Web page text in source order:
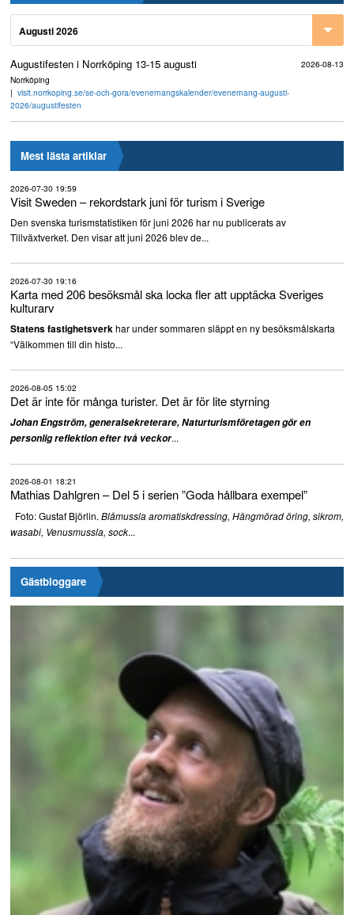
Augusti 2026
Augustifesten i Norrköping 13-15 augusti
2026-08-13
Norrköping
visit.norrkoping.se/se-och-gora/evenemangskalender/evenemang-augusti-
2026/augustifesten
Mest lästa artiklar
2026-07-30 19:59
Visit Sweden – rekordstark juni för turism i Sverige
Den svenska turismstatistiken för juni 2026 har nu publicerats av
Tillväxtverket. Den visar att juni 2026 blev de...
2026-07-30 19:16
Karta med 206 besöksmål ska locka fler att upptäcka Sveriges
kulturarv
Statens fastighetsverkhar under sommaren släppt en ny besöksmålskarta
“Välkommen till din histo...
2026-08-05 15:02
Det är inte för många turister. Det är för lite styrning
Johan Engström, generalsekreterare, Naturturismföretagen gör en
personlig reflektion efter två veckor...
2026-08-01 18:21
Mathias Dahlgren – Del 5 i serien ”Goda hållbara exempel”
Foto: Gustaf Björlin. Blåmussla aromatiskdressing, Hängmörad öring, sikrom,
wasabi, Venusmussla, sock...
Gästbloggare